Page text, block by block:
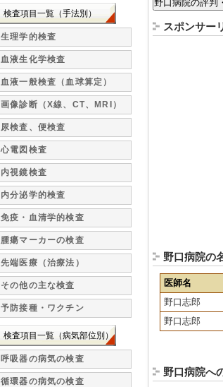
スポンサー
野口病院の
医師名
野口志郎
野口志郎
野口病院へ
検査項目一覧（手法別）
生理学的検査
血液生化学検査
血液一般検査（血球算定）
画像診断（X線、CT、MRI）
尿検査、便検査
心電図検査
内視鏡検査
内分泌学的検査
免疫・血清学的検査
腫瘍マーカーの検査
先端医療（治療法）
その他の主な検査
予防接種・ワクチン
検査項目一覧（病気部位別）
呼吸器の病気の検査
循環器の病気の検査